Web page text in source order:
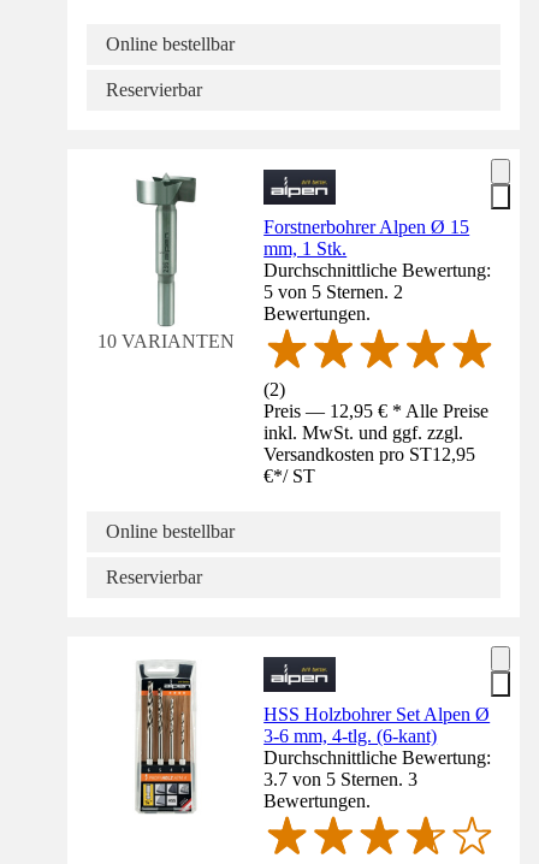
Online bestellbar
Reservierbar
10 VARIANTEN
Forstnerbohrer Alpen Ø 15
mm, 1 Stk.
Durchschnittliche Bewertung:
5 von 5 Sternen. 2
Bewertungen.
(2)
Preis — 12,95 € * Alle Preise
inkl. MwSt. und ggf. zzgl.
Versandkosten pro ST12,95
€*/ ST
Online bestellbar
Reservierbar
HSS Holzbohrer Set Alpen Ø
3-6 mm, 4-tlg. (6-kant)
Durchschnittliche Bewertung:
3.7 von 5 Sternen. 3
Bewertungen.